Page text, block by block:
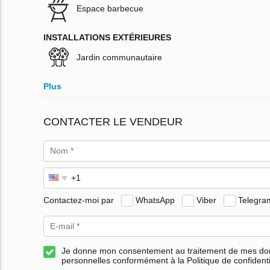
Espace barbecue
INSTALLATIONS EXTÉRIEURES
Jardin communautaire
Plus
CONTACTER LE VENDEUR
Contactez-moi par WhatsApp Viber
Je donne mon consentement au traitement de mes
personnelles conformément à la Politique de